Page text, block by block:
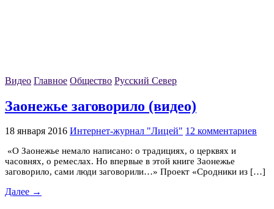
Видео Главное Общество Русский Север
Заонежье заговорило (видео)
18 января 2016 Интернет-журнал "Лицей" 12 комментариев
«О Заонежье немало написано: о традициях, о церквях и
часовнях, о ремеслах. Но впервые в этой книге Заонежье
заговорило, сами люди заговорили…» Проект «Сродники из […]
Далее →